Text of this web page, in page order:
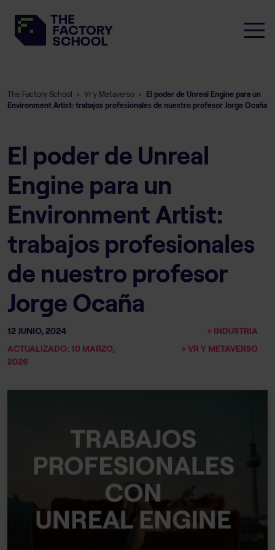
The Factory School > Vr y Metaverso >
El poder de Unreal Engine para un
Environment Artist: trabajos profesionales de nuestro profesor Jorge Ocaña
El poder de Unreal
Engine para un
Environment Artist:
trabajos profesionales
de nuestro profesor
Jorge Ocaña
12 JUNIO, 2024
ACTUALIZADO: 10 MARZO,
2026
> INDUSTRIA
> VR Y METAVERSO